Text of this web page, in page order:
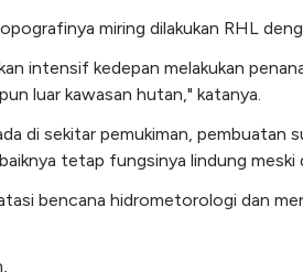
miring dilakukan RHL
intensif kedepan melakukan
luar kawasan hutan," katanya.
di sekitar pemukiman, pembuatan
tetap fungsinya lindung meski
bencana hidrometorologi dan